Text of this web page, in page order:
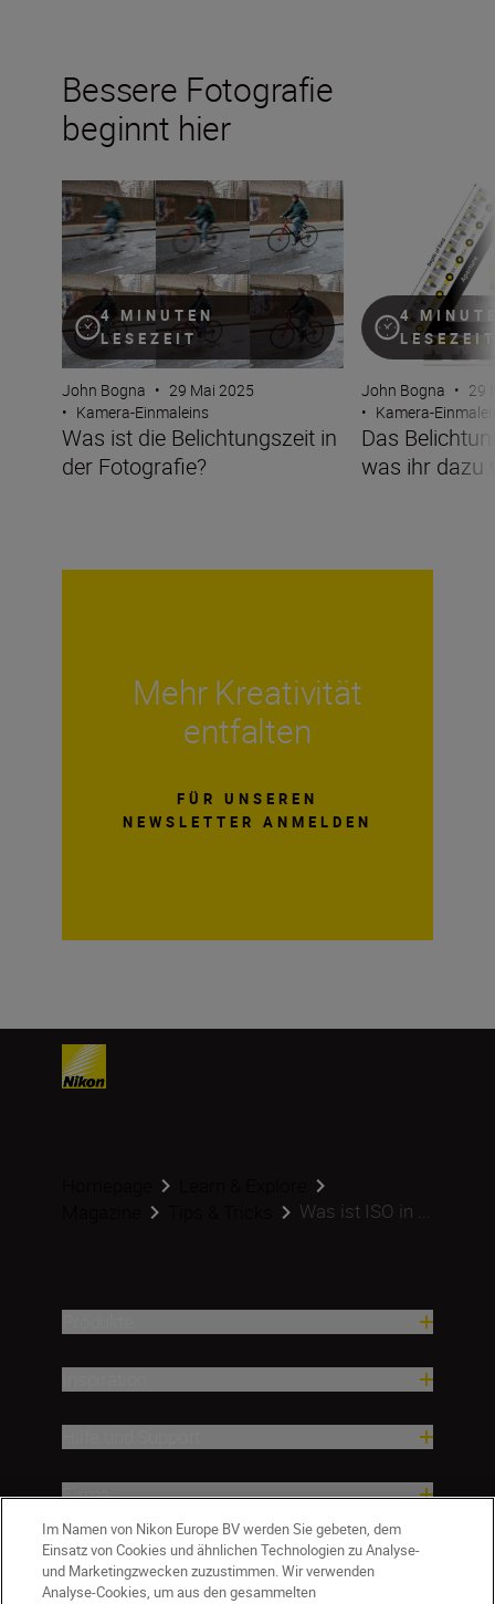
Bessere Fotografie
beginnt hier
4 MINUTEN
LESEZEIT
Was ist die Belichtungszeit in der Fotografie?
John Bogna • 29 Mai 2025
• Kamera-Einmaleins
Was ist die Belichtungszeit in
der Fotografie?
4
Das
John Bogna • 29
• Kamera-
Das
was ihr dazu
Mehr Kreativität
entfalten
FÜR UNSEREN
NEWSLETTER ANMELDEN
Was ist ISO in ...
Firma
Im Namen von Nikon Europe BV werden Sie gebeten, dem
Einsatz von Cookies und ähnlichen Technologien zu Analyse-
und Marketingzwecken zuzustimmen. Wir verwenden
Analyse-Cookies, um aus den gesammelten